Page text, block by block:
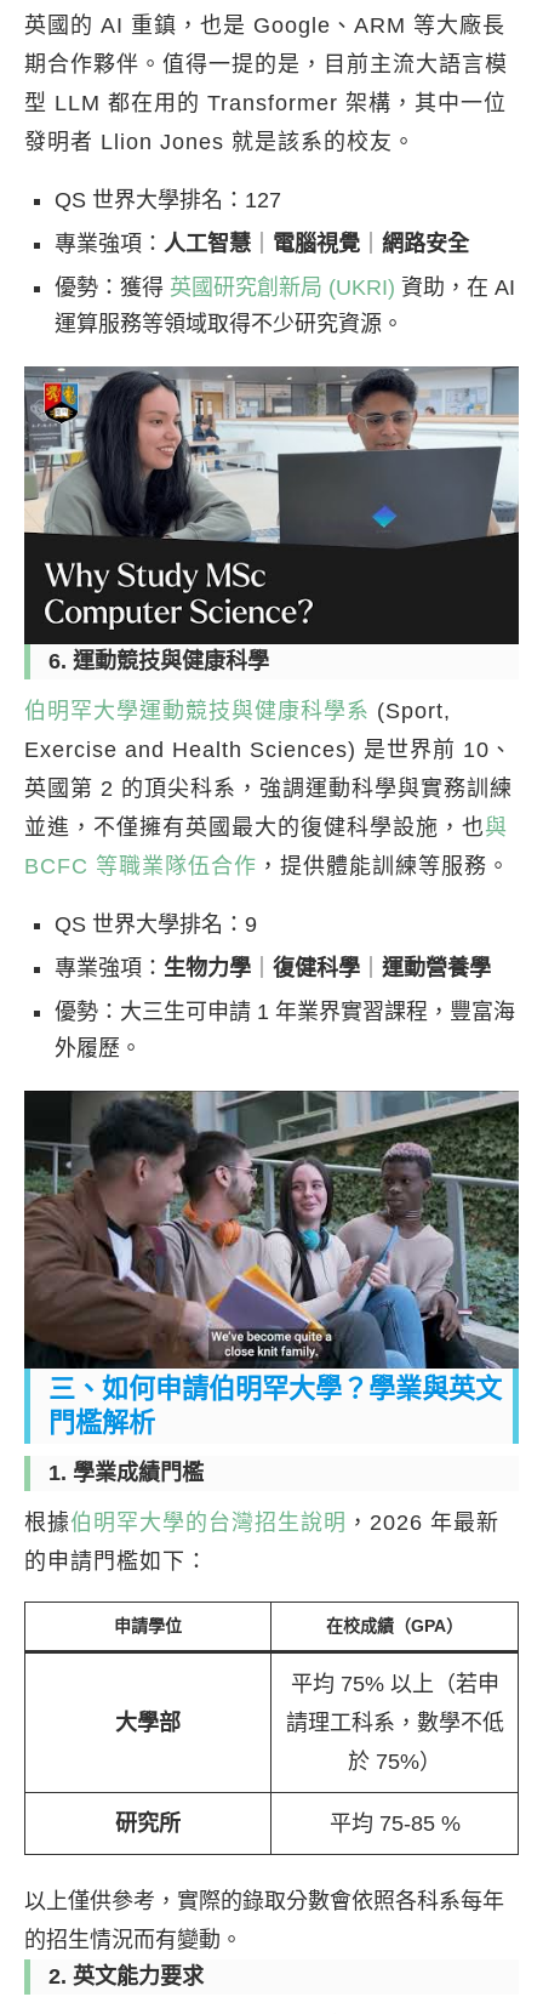
英國的 AI 重鎮，也是 Google、ARM 等大廠長
期合作夥伴。值得一提的是，目前主流大語言模
型 LLM 都在用的 Transformer 架構，其中一位
發明者 Llion Jones 就是該系的校友。
QS 世界大學排名：127
專業強項： 人工智慧 電腦視覺
網路安全
優勢：獲得 英國研究創新局 (UKRI) 資助，在 AI
運算服務等領域取得不少研究資源。
6. 運動競技與健康科學
伯明罕大學運動競技與健康科學系 (Sport,
Exercise and Health Sciences) 是世界前 10、
英國第 2 的頂尖科系，強調運動科學與實務訓練
並進，不僅擁有英國最大的復健科學設施，也與
BCFC 等職業隊伍合作 ，提供體能訓練等服務。
QS 世界大學排名：9
專業強項： 生物力學 復健科學
運動營養學
優勢：大三生可申請 1 年業界實習課程，豐富海
外履歷。
三、如何申請伯明罕大學？學業與英文
門檻解析
1. 學業成績門檻
根據伯明罕大學的台灣招生說明 ，2026 年最新
的申請門檻如下：
申請學位 在校成績（GPA）
大學部
平均 75% 以上（若申
請理工科系，數學不低
於 75%）
研究所 平均 75-85 %
以上僅供參考，實際的錄取分數會依照各科系每年
的招生情況而有變動。
2. 英文能力要求